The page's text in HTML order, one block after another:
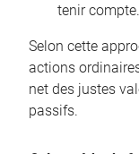
tenir compte.
Selon cette
actions
net des justes
passifs.